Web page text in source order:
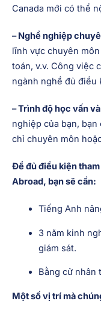
Canada mới có thể
– Nghề nghiệp
lĩnh vực chuyên
toán, v.v. Công việc
ngành nghề đủ điều
– Trình độ học vấn
nghiệp của bạn,
chỉ chuyên môn
Để đủ điều kiện
Abroad, bạn sẽ cần:
Tiếng Anh
3 năm kinh
giám sát.
Bằng cử nhân
Một số vị trí mà